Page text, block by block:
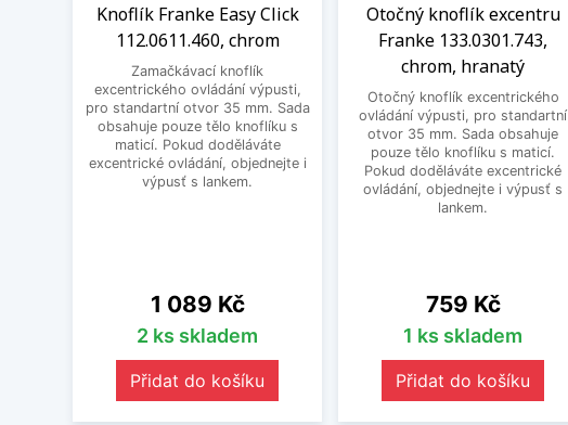
Knoflík Franke Easy Click
112.0611.460, chrom
Zamačkávací knoflík
excentrického ovládání výpusti,
pro standartní otvor 35 mm. Sada
obsahuje pouze tělo knoflíku s
maticí. Pokud doděláváte
excentrické ovládání, objednejte i
výpusť s lankem.
Cena
1 089 Kč
2 ks skladem
Přidat do košíku
Otočný knoflík excentru
Franke 133.0301.743,
chrom, hranatý
Otočný knoflík excentrického
ovládání výpusti, pro standartní
otvor 35 mm. Sada obsahuje
pouze tělo knoflíku s maticí.
Pokud doděláváte excentrické
ovládání, objednejte i výpusť s
lankem.
Cena
759 Kč
1 ks skladem
Přidat do košíku